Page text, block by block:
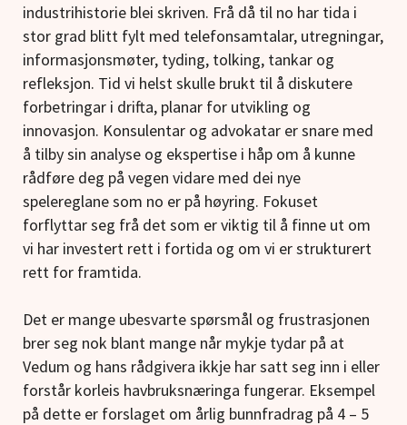
industrihistorie blei skriven. Frå då til no har tida i
stor grad blitt fylt med telefonsamtalar, utregningar,
informasjonsmøter, tyding, tolking, tankar og
refleksjon. Tid vi helst skulle brukt til å diskutere
forbetringar i drifta, planar for utvikling og
innovasjon. Konsulentar og advokatar er snare med
å tilby sin analyse og ekspertise i håp om å kunne
rådføre deg på vegen vidare med dei nye
spelereglane som no er på høyring. Fokuset
forflyttar seg frå det som er viktig til å finne ut om
vi har investert rett i fortida og om vi er strukturert
rett for framtida.
Det er mange ubesvarte spørsmål og frustrasjonen
brer seg nok blant mange når mykje tydar på at
Vedum og hans rådgivera ikkje har satt seg inn i eller
forstår korleis havbruksnæringa fungerar. Eksempel
på dette er forslaget om årlig bunnfradrag på 4 – 5